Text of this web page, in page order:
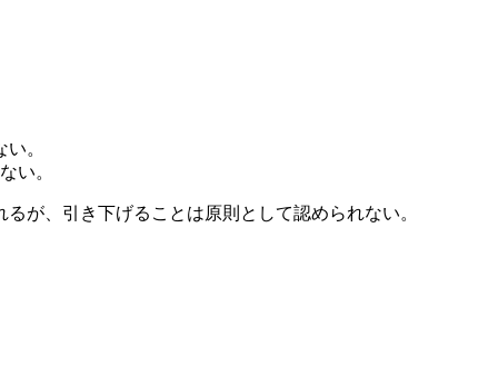
。
い。
が、引き下げることは原則として認められない。